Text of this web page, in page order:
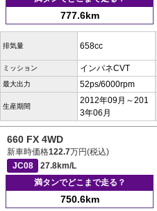
777.6km
排気量 658cc
ミッション インパネCVT
最大出力 52ps/6000rpm
生産期間
2012年09月～201
3年06月
660 FX 4WD
新車時価格122.7万円(税込)
JC08
27.8km/L
満タンでどこまで走る？
750.6km